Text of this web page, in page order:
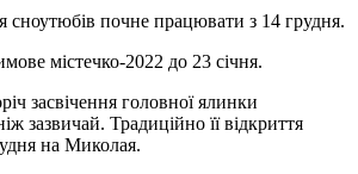
сноутюбів почне працювати з 14 грудня.
містечко-2022 до 23 січня.
засвічення головної ялинки
зазвичай. Традиційно її відкриття
на Миколая.